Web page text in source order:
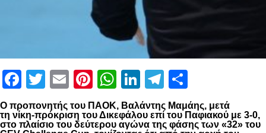
Facebook
Twitter
EmailPinterest
WhatsApp
LinkedIn
Telegram
Ο προπονητής του ΠΑΟΚ, Βαλάντης Μαμάης, μετά
τη νίκη-πρόκριση του Δικεφάλου επί του Παφιακού με 3-0,
στο πλαίσιο του δεύτερου αγώνα της φάσης των «32» του